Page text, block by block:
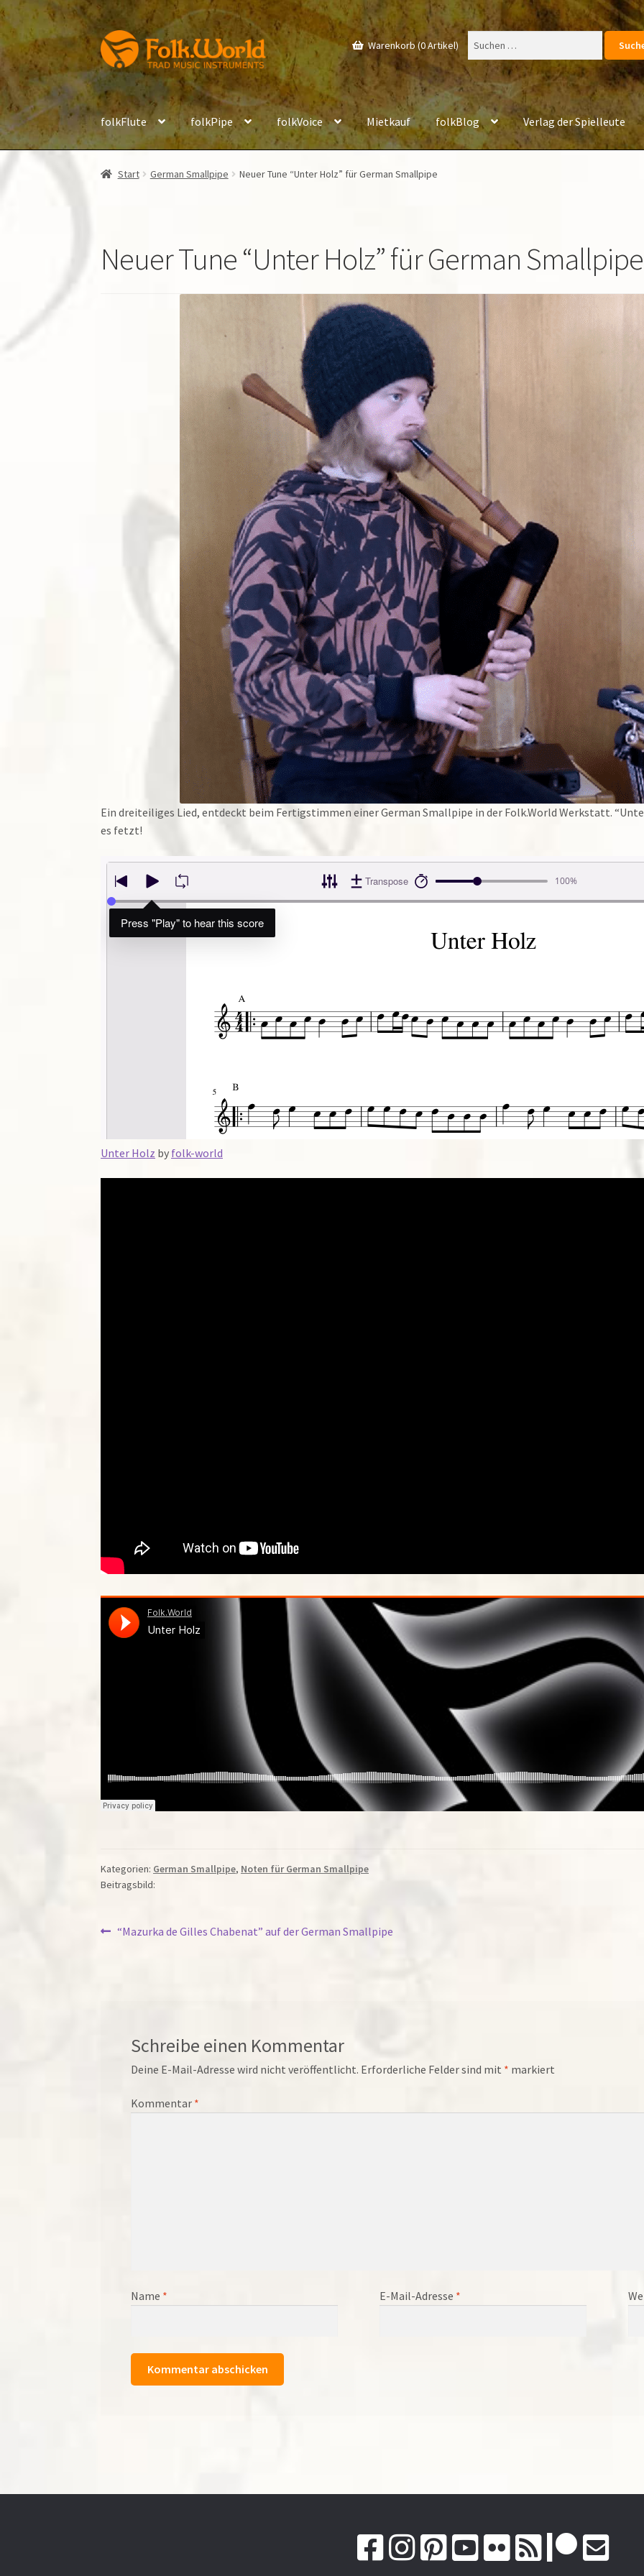
Zur
Navigation
springen
Zum
Inhalt
springen
Warenkorb (0 Artikel)
Suchen
nach:
folkFlute folkPipe folkVoice Mietkauf folkBlog Verlag der Spielleute
Start German Smallpipe Neuer Tune “Unter Holz” für German Smallpipe
Neuer Tune “Unter Holz” für German Smallpipe
Ein dreiteiliges Lied, entdeckt beim Fertigstimmen einer German Smallpipe in der Folk.World Werkstatt.
es fetzt!
Unter Holz by folk-world
Kategorien: German Smallpipe, Noten für German Smallpipe
Beitragsbild:
Beitragsnavigation
Vorheriger
“Mazurka de Gilles Chabenat” auf der German Smallpipe
Schreibe einen Kommentar
Deine E-Mail-Adresse wird nicht veröffentlicht. Erforderliche Felder sind mit * markiert
Kommentar *
Name * E-Mail-Adresse *